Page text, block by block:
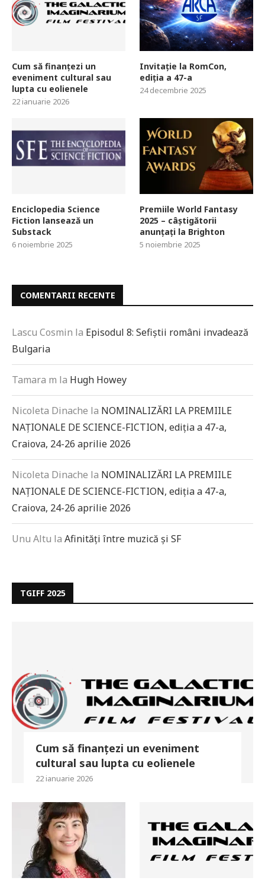
Cum să finanțezi un
eveniment cultural sau
lupta cu eolienele
22 ianuarie 2026
Invitație la RomCon,
ediția a 47-a
24 decembrie 2025
Enciclopedia Science
Fiction lansează un
Substack
6 noiembrie 2025
Premiile World Fantasy
2025 – câștigătorii
anunțați la Brighton
5 noiembrie 2025
COMENTARII RECENTE
Lascu Cosmin la Episodul 8: Sefiștii români invadează
Bulgaria
Tamara m la Hugh Howey
Nicoleta Dinache la NOMINALIZĂRI LA PREMIILE
NAȚIONALE DE SCIENCE-FICTION, ediția a 47-a,
Craiova, 24-26 aprilie 2026
Nicoleta Dinache la NOMINALIZĂRI LA PREMIILE
NAȚIONALE DE SCIENCE-FICTION, ediția a 47-a,
Craiova, 24-26 aprilie 2026
Unu Altu la Afinități între muzică și SF
TGIFF 2025
Cum să finanțezi un eveniment
cultural sau lupta cu eolienele
22 ianuarie 2026